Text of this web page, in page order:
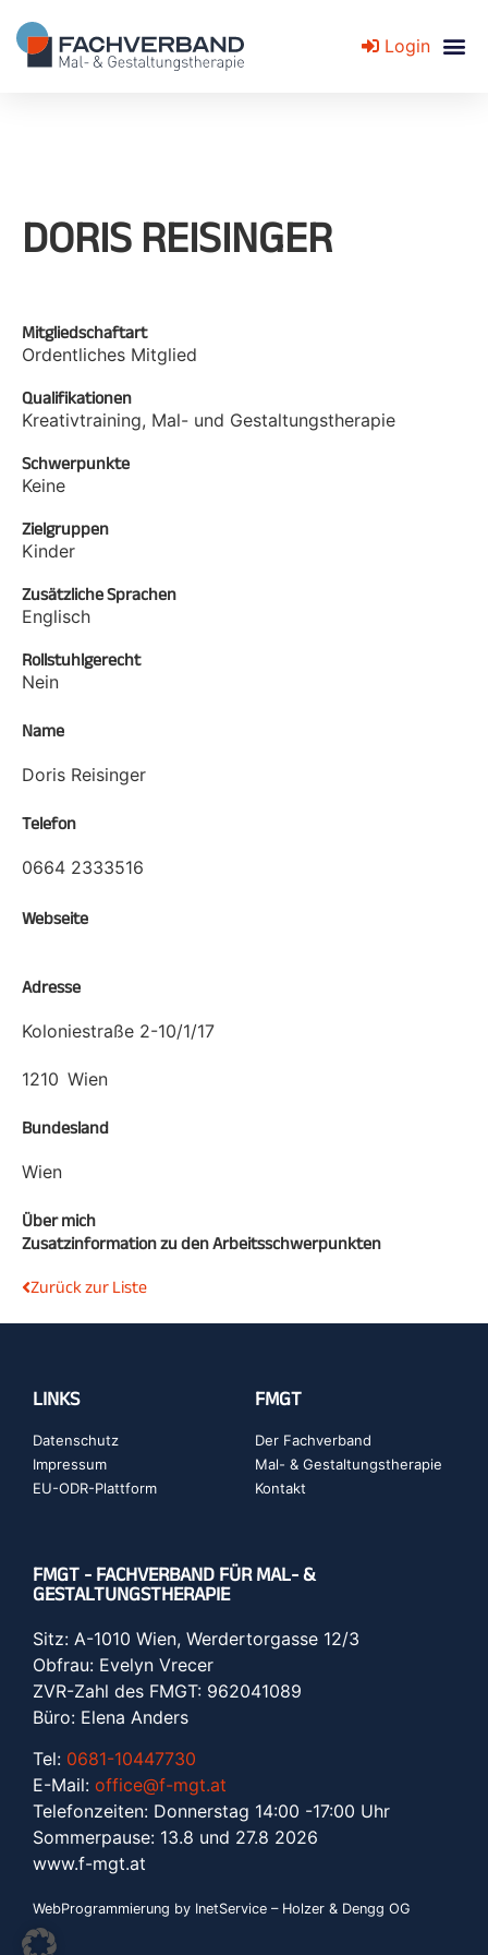
Login
DORIS REISINGER
Mitgliedschaftart
Ordentliches Mitglied
Qualifikationen
Kreativtraining, Mal- und Gestaltungstherapie
Schwerpunkte
Keine
Zielgruppen
Kinder
Zusätzliche Sprachen
Englisch
Rollstuhlgerecht
Nein
Name
Doris Reisinger
Telefon
0664 2333516
Webseite
Adresse
Koloniestraße 2-10/1/17
1210 Wien
Bundesland
Wien
Über mich
Zusatzinformation zu den Arbeitsschwerpunkten
Zurück zur Liste
LINKS
Datenschutz
Impressum
EU-ODR-Plattform
FMGT
Der Fachverband
Mal- & Gestaltungstherapie
Kontakt
FMGT - FACHVERBAND FÜR MAL- &
GESTALTUNGSTHERAPIE
Sitz: A-1010 Wien, Werdertorgasse 12/3
Obfrau: Evelyn Vrecer
ZVR-Zahl des FMGT: 962041089
Büro: Elena Anders
Tel: 0681-10447730
E-Mail: office@f-mgt.at
Telefonzeiten: Donnerstag 14:00 -17:00 Uhr
Sommerpause: 13.8 und 27.8 2026
www.f-mgt.at
WebProgrammierung by InetService – Holzer & Dengg OG